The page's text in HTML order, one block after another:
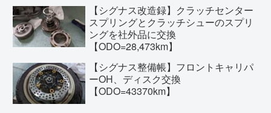
【シグナス改造録】クラッチセンター
スプリングとクラッチシューのスプリ
ングを社外品に交換
【ODO=28,473km】
【シグナス整備帳】フロントキャリパ
ーOH、ディスク交換
【ODO=43370km】